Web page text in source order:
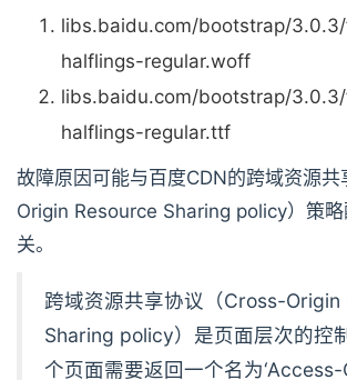
libs.baidu.com/bootstrap/
halflings-regular.woff
libs.baidu.com/bootstrap/
halflings-regular.ttf
故障原因可能与百度CDN的跨域资源
Origin Resource Sharing policy）策略
关。
跨域资源共享协议（Cross-Origin
Sharing policy）是页面层次的控
个页面需要返回一个名为